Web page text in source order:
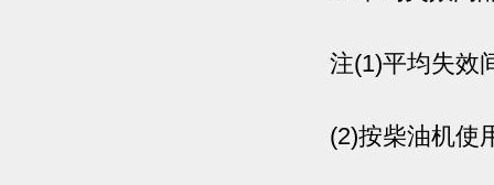
注(1)平均失效间
(2)按柴油机使用